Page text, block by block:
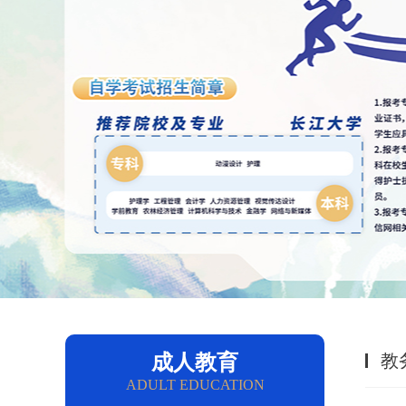
成人教育
ADULT EDUCATION
教